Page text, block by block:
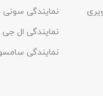
نمایندگی
نمایندگی ال
نمایندگی